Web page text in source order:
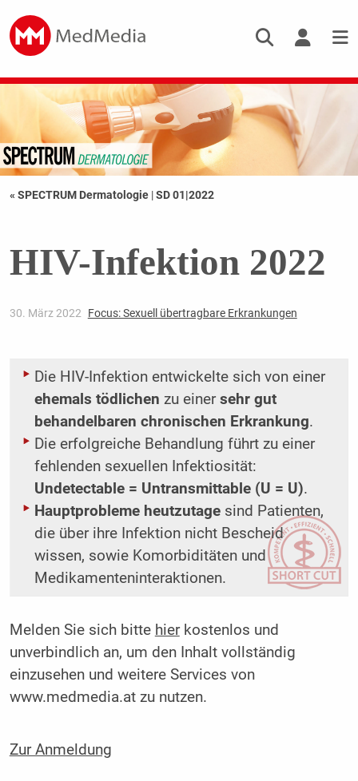
« SPECTRUM Dermatologie |SD 01|2022
HIV-Infektion 2022
30. März 2022 Focus: Sexuell übertragbare Erkrankungen
Die HIV-Infektion entwickelte sich von einer
ehemals tödlichen zu einersehr gut
behandelbaren ­chronischen Erkrankung.
Die erfolgreiche Behandlung führt zu einer
fehlenden sexuellen Infektiosität:
Undetectable = Untransmittable (U = U).
Hauptprobleme heutzutagesind Patienten,
die über ihre Infektion nicht Bescheid
wissen, sowie Komorbiditäten und
Medikamenteninteraktionen.
Melden Sie sich bitte hierkostenlos und
unverbindlich an, um den Inhalt vollständig
einzusehen und weitere Services von
www.medmedia.at zu nutzen.
Zur Anmeldung